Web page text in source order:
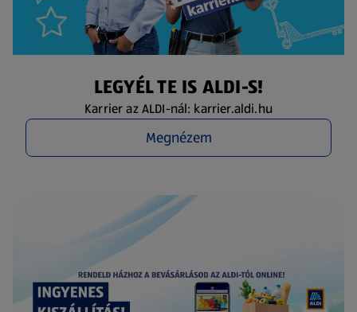
LEGYÉL TE IS ALDI-S!
Karrier az ALDI-nál: karrier.aldi.hu
Megnézem